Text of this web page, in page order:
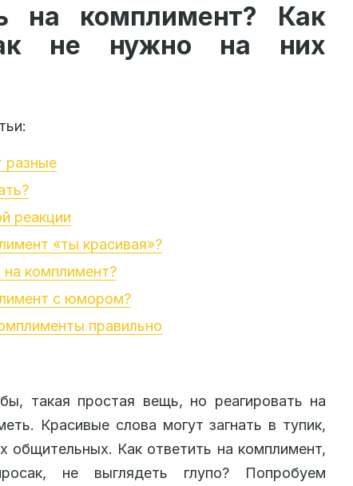
на комплимент? Как
не нужно на них
разные
реакции
«ты красивая»?
на комплимент?
с юмором?
правильно
такая простая вещь, но реагировать на
Красивые слова могут загнать в тупик,
Как ответить на комплимент,
не выглядеть глупо? Попробуем